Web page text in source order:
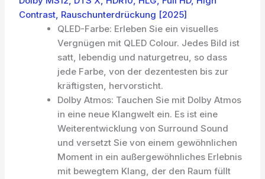
Contrast, Rauschunterdrückung [2025]
QLED-Farbe: Erleben Sie ein visuelles
Vergnügen mit QLED Colour. Jedes Bild ist
satt, lebendig und naturgetreu, so dass
jede Farbe, von der dezentesten bis zur
kräftigsten, hervorsticht.
Dolby Atmos: Tauchen Sie mit Dolby Atmos
in eine neue Klangwelt ein. Es ist eine
Weiterentwicklung von Surround Sound
und versetzt Sie von einem gewöhnlichen
Moment in ein außergewöhnliches Erlebnis
mit bewegtem Klang, der den Raum füllt